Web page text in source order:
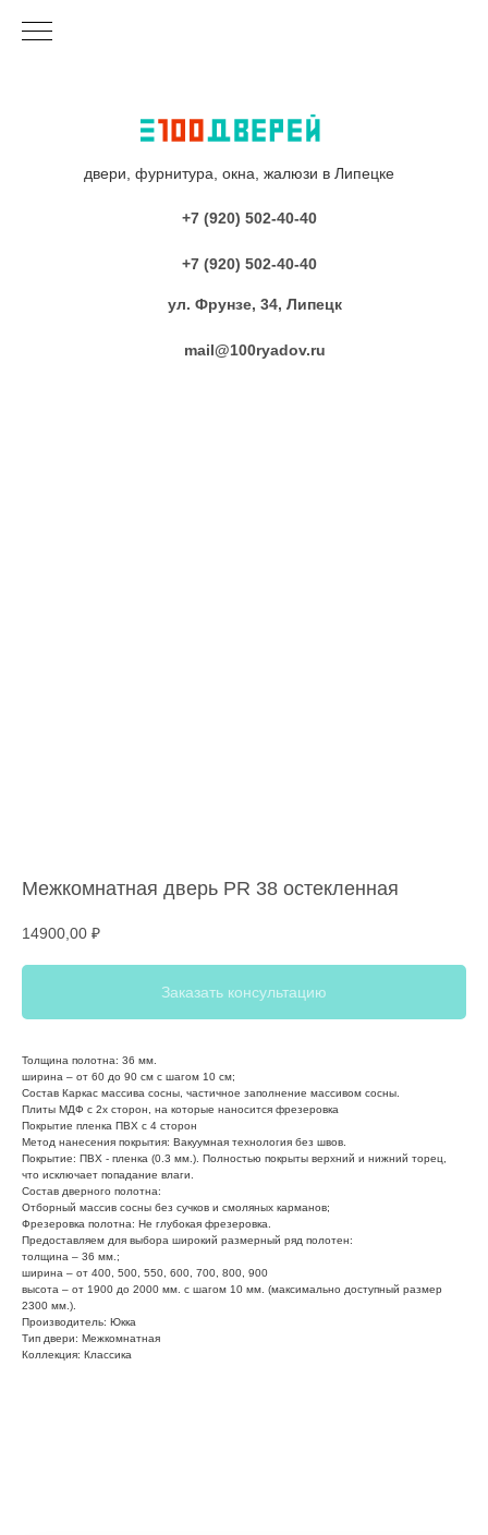
двери, фурнитура, окна, жалюзи в Липецке
+7 (920) 502-40-40
+7 (920) 502-40-40
ул. Фрунзе, 34, Липецк
mail@100ryadov.ru
Межкомнатная дверь PR 38 остекленная
14900,00 ₽
Заказать консультацию
Толщина полотна: 36 мм.
ширина – от 60 до 90 см с шагом 10 см;
Состав Каркас массива сосны, частичное заполнение массивом сосны.
Плиты МДФ с 2х сторон, на которые наносится фрезеровка
Покрытие пленка ПВХ с 4 сторон
Метод нанесения покрытия: Вакуумная технология без швов.
Покрытие: ПВХ - пленка (0.3 мм.). Полностью покрыты верхний и нижний торец,
что исключает попадание влаги.
Состав дверного полотна:
Отборный массив сосны без сучков и смоляных карманов;
Фрезеровка полотна: Не глубокая фрезеровка.
Предоставляем для выбора широкий размерный ряд полотен:
толщина – 36 мм.;
ширина – от 400, 500, 550, 600, 700, 800, 900
высота – от 1900 до 2000 мм. с шагом 10 мм. (максимально доступный размер
2300 мм.).
Производитель: Юкка
Тип двери: Межкомнатная
Коллекция: Классика